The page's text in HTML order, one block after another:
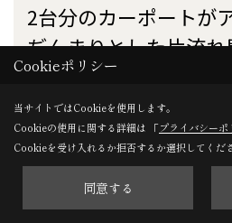
2台分のカーポートが
ぢんまりとした片流
Cookieポリシー
当サイトではCookieを使用します。
Cookieの使用に関する詳細は 「プライバシーポ
Cookieを受け入れるか拒否するか選択してくだ
同意する